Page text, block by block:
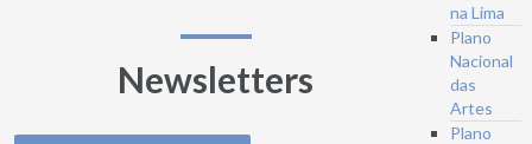
na Lima
Plano
Nacional
das
Artes
Plano
Newsletters